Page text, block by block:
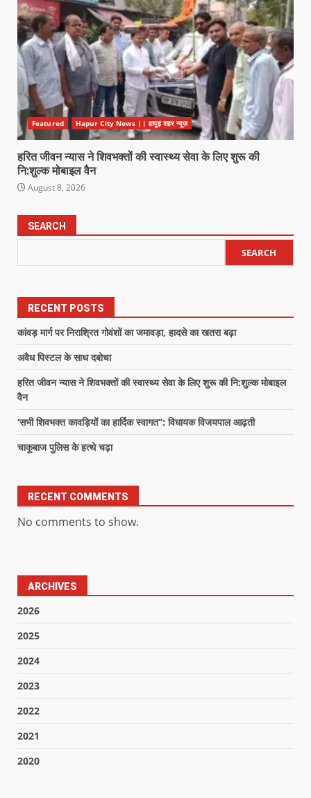
Featured Hapur City News || हापुड़ शहर न्यूज़
हरित जीवन न्यास ने शिवभक्तों की स्वास्थ्य सेवा के लिए शुरू की
नि:शुल्क मोबाइल वैन
August 8, 2026
SEARCH
SEARCH
RECENT POSTS
कांवड़ मार्ग पर निराश्रित गोवंशों का जमावड़ा, हादसे का खतरा बढ़ा
अवैध पिस्टल के साथ दबोचा
हरित जीवन न्यास ने शिवभक्तों की स्वास्थ्य सेवा के लिए शुरू की नि:शुल्क मोबाइल
वैन
‘सभी शिवभक्त कावड़ियों का हार्दिक स्वागत”: विधायक विजयपाल आढ़ती
चाकूबाज पुलिस के हत्थे चढ़ा
RECENT COMMENTS
No comments to show.
ARCHIVES
2026
2025
2024
2023
2022
2021
2020